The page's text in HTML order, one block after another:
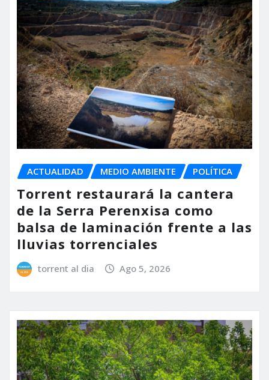
ACTUALIDAD MEDIO AMBIENTE POLÍTICA
Torrent restaurará la cantera
de la Serra Perenxisa como
balsa de laminación frente a las
lluvias torrenciales
torrent al dia Ago 5, 2026